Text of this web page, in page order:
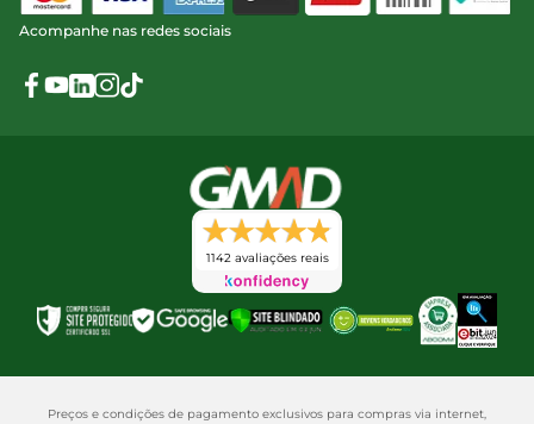
Acompanhe nas redes sociais
1142 avaliações reais
Preços e condições de pagamento exclusivos para compras via internet,